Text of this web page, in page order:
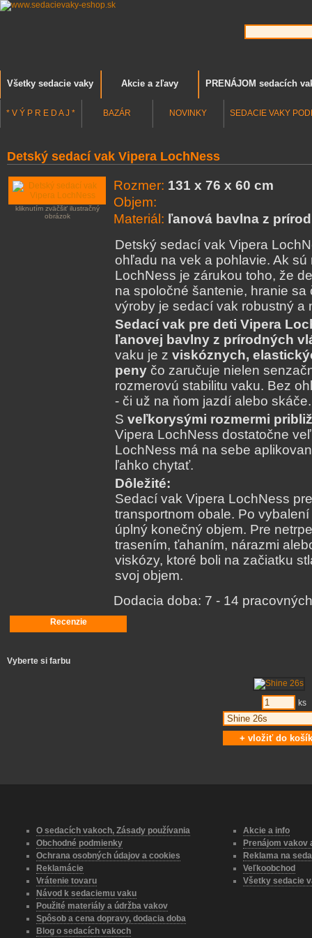
Všetky sedacie vaky Akcie a zľavy PRENÁJOM sedacích
* V Ý P R E D A J * BAZÁR NOVINKY SEDACIE VAKY
Detský sedací vak Vipera LochNess
kliknutím zväčšiť ilustračný
obrázok
Rozmer: 131 x 76 x 60 cm
Objem:
Materiál: ľanová bavlna z
Detský sedací vak Vipera
ohľadu na vek a pohlavie. Ak
LochNess je zárukou toho, že
na spoločné šantenie, hranie
výroby je sedací vak robustný a
Sedací vak pre deti Vipera
ľanovej bavlny z prírodných
vaku je z viskóznych,
peny čo zaručuje nielen
rozmerovú stabilitu vaku. Bez
- či už na ňom jazdí alebo skáče.
S veľkorysými rozmermi
Vipera LochNess dostatočne
LochNess má na sebe
ľahko chytať.
Dôležité:
Sedací vak Vipera LochNess
transportnom obale. Po
úplný konečný objem. Pre
trasením, ťahaním, nárazmi
viskózy, ktoré boli na začiatku
svoj objem.
Dodacia doba: 7 - 14
Recenzie
Vyberte si farbu
ks
O sedacích vakoch, Zásady používania
Obchodné podmienky
Ochrana osobných údajov a cookies
Reklamácie
Vrátenie tovaru
Návod k sedaciemu vaku
Použité materiály a údržba vakov
Spôsob a cena dopravy, dodacia doba
Blog o sedacích vakoch
Akcie a info
Prenájom vakov
Reklama na
Veľkoobchod
Všetky sedacie